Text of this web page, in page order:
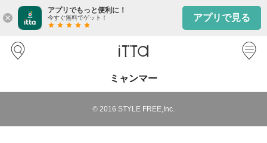
close
アプリでもっと便利に！
今すぐ無料でゲット！
star star star star star
アプリで見る
ミャンマー
© 2016 STYLE FREE,Inc.